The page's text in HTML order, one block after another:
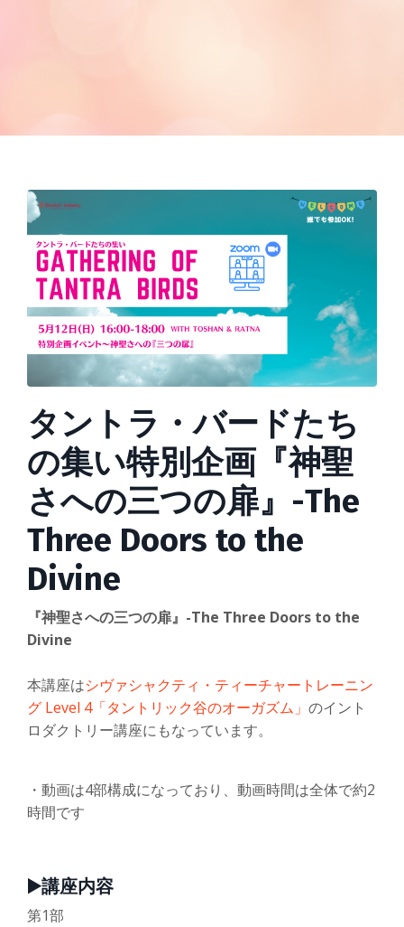
タントラ・バードたち
の集い特別企画『神聖
さへの三つの扉』-The
Three Doors to the
Divine
『神聖さへの三つの扉』-The Three Doors to the
Divine
本講座はシヴァシャクティ・ティーチャートレーニン
グ Level 4「タントリック谷のオーガズム」 のイント
ロダクトリー講座にもなっています。
・動画は4部構成になっており、動画時間は全体で約2
時間です
▶️講座内容
第1部